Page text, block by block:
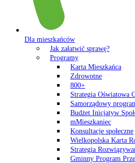
Dla mieszkańców
Jak załatwić sprawę?
Programy
Karta Mieszkańca
Zdrowotne
800+
Strategia Oświatowa
Samorządowy
Budżet Inicjatyw
mMieszkaniec
Konsultacje społeczne
Wielkopolska Karta
Strategia
Gminny Program